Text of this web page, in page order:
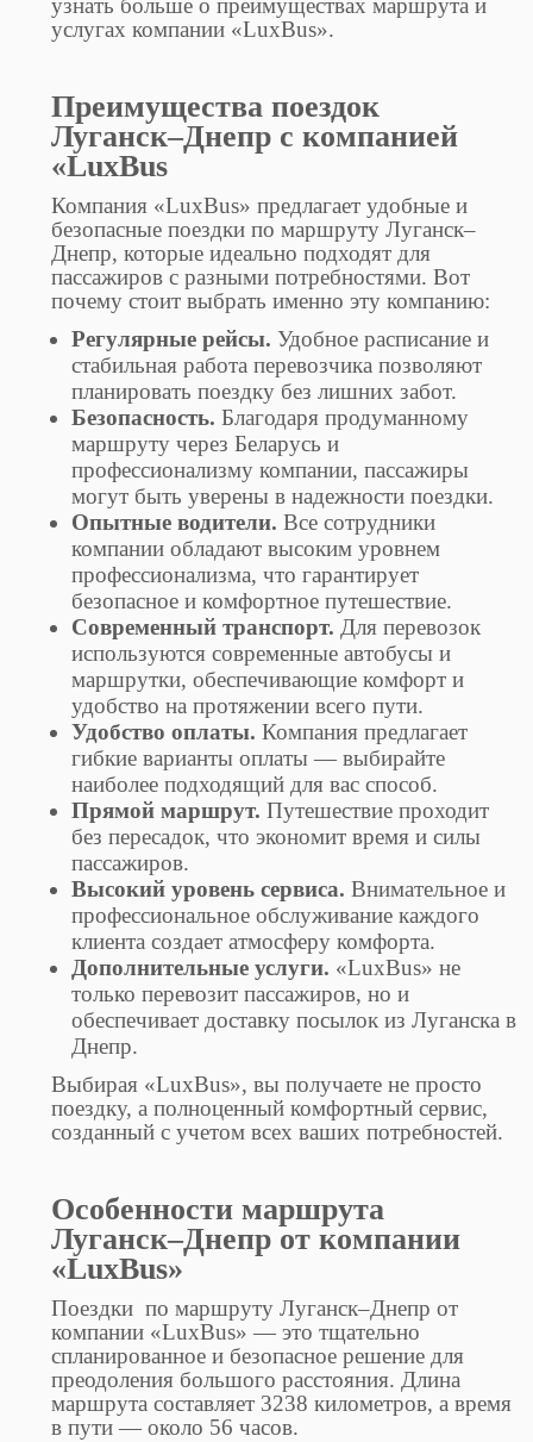
узнать больше о преимуществах маршрута и
услугах компании «LuxBus».
Преимущества поездок
Луганск–Днепр с компанией
«LuxBus
Компания «LuxBus» предлагает удобные и
безопасные поездки по маршруту Луганск–
Днепр, которые идеально подходят для
пассажиров с разными потребностями. Вот
почему стоит выбрать именно эту компанию:
Регулярные рейсы. Удобное расписание и
стабильная работа перевозчика позволяют
планировать поездку без лишних забот.
Безопасность. Благодаря продуманному
маршруту через Беларусь и
профессионализму компании, пассажиры
могут быть уверены в надежности поездки.
Опытные водители. Все сотрудники
компании обладают высоким уровнем
профессионализма, что гарантирует
безопасное и комфортное путешествие.
Современный транспорт. Для перевозок
используются современные автобусы и
маршрутки, обеспечивающие комфорт и
удобство на протяжении всего пути.
Удобство оплаты. Компания предлагает
гибкие варианты оплаты — выбирайте
наиболее подходящий для вас способ.
Прямой маршрут. Путешествие проходит
без пересадок, что экономит время и силы
пассажиров.
Высокий уровень сервиса. Внимательное и
профессиональное обслуживание каждого
клиента создает атмосферу комфорта.
Дополнительные услуги. «LuxBus» не
только перевозит пассажиров, но и
обеспечивает доставку посылок из Луганска в
Днепр.
Выбирая «LuxBus», вы получаете не просто
поездку, а полноценный комфортный сервис,
созданный с учетом всех ваших потребностей.
Особенности маршрута
Луганск–Днепр от компании
«LuxBus»
Поездки по маршруту Луганск–Днепр от
компании «LuxBus» — это тщательно
спланированное и безопасное решение для
преодоления большого расстояния. Длина
маршрута составляет 3238 километров, а время
в пути — около 56 часов.